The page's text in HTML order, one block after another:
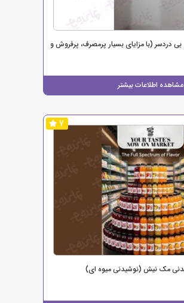
دردسر (با مزایای بسیار پرمصرف، پرفروش و
مشاهده اطلاعات بیشتر
7
مک نیش (نوشیدنی میوه ای)